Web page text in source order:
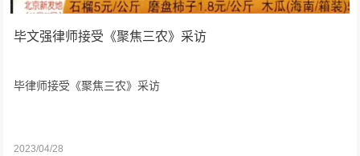
毕文强律师接受《聚焦三农》采访
毕律师接受《聚焦三农》采访
2023/04/28